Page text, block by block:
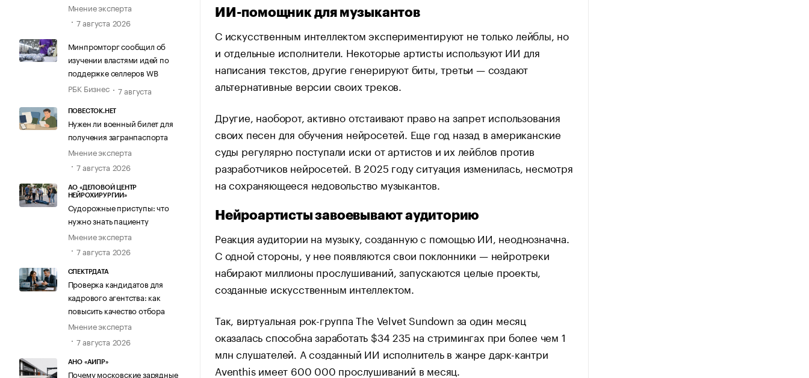
Мнение эксперта
7 августа 2026
Минпромторг сообщил об
изучении властями идей по
поддержке селлеров WB
РБК Бизнес
7 августа
ПОВЕСТОК.НЕТ
Нужен ли военный билет для
получения загранпаспорта
Мнение эксперта
7 августа 2026
АО «ДЕЛОВОЙ ЦЕНТР
НЕЙРОХИРУРГИИ»
Судорожные приступы: что
нужно знать пациенту
Мнение эксперта
7 августа 2026
СПЕКТРДАТА
Проверка кандидатов для
кадрового агентства: как
повысить качество отбора
Мнение эксперта
7 августа 2026
АНО «АИПР»
Почему московские зарядные
ИИ-помощник для музыкантов
С искусственным интеллектом экспериментируют не только лейблы, но
и отдельные исполнители. Некоторые артисты используют ИИ для
написания текстов, другие генерируют биты, третьи — создают
альтернативные версии своих треков.
Другие, наоборот, активно отстаивают право на запрет использования
своих песен для обучения нейросетей. Еще год назад в американские
суды регулярно поступали иски от артистов и их лейблов против
разработчиков нейросетей. В 2025 году ситуация изменилась, несмотря
на сохраняющееся недовольство музыкантов.
Нейроартисты завоевывают аудиторию
Реакция аудитории на музыку, созданную с помощью ИИ, неоднозначна.
С одной стороны, у нее появляются свои поклонники — нейротреки
набирают миллионы прослушиваний, запускаются целые проекты,
созданные искусственным интеллектом.
Так, виртуальная рок-группа The Velvet Sundown за один месяц
оказалась способна заработать $34 235 на стримингах при более чем 1
млн слушателей. А созданный ИИ исполнитель в жанре дарк-кантри
Aventhis имеет 600 000 прослушиваний в месяц.